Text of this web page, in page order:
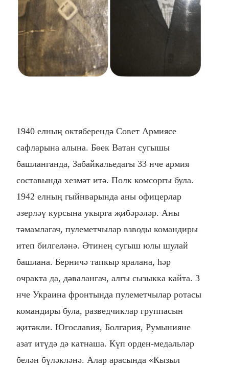
1940 елның октяберендә Совет Армиясе
сафларына алына. Бөек Ватан сугышы
башланганда, Забайкальедагы 33 нче армия
составында хезмәт итә. Полк комсоргы була.
1942 елның гыйнварында аны офицерлар
әзерләү курсына укырга җибәрәләр. Аны
тәмамлагач, пулеметчылар взводы командиры
итеп билгеләнә. Әтинең сугыш юлы шулай
башлана. Берничә тапкыр яралана, һәр
очракта да, дәвалангач, алгы сызыкка кайта. 3
нче Украина фронтында пулеметчылар ротасы
командиры була, разведчиклар группасын
җитәкли. Югославия, Болгария, Румынияне
азат итүдә дә катнаша. Күп орден-медальләр
белән бүләкләнә. Алар арасында «Кызыл